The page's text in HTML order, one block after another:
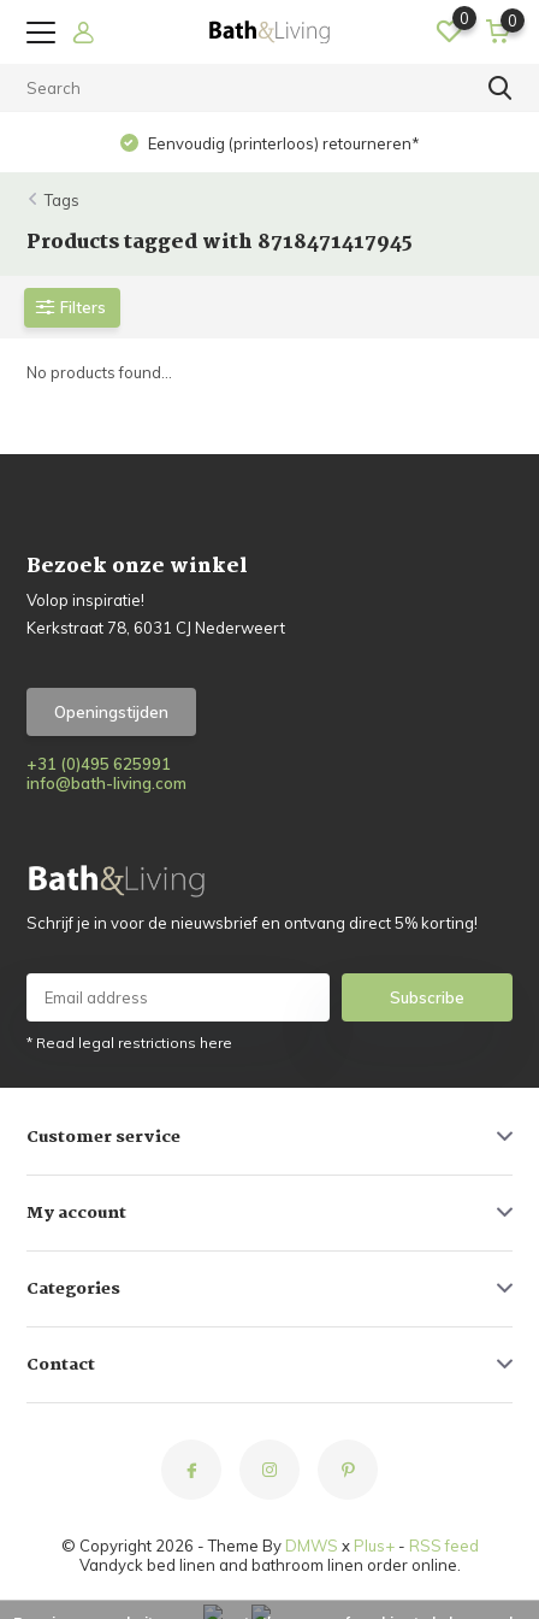
0 0
Eenvoudig (printerloos) retourneren*
Tags
Products tagged with 8718471417945
Filters
No products found...
Bezoek onze winkel
Volop inspiratie!
Kerkstraat 78, 6031 CJ Nederweert
Openingstijden
+31 (0)495 625991
info@bath-living.com
Schrijf je in voor de nieuwsbrief en ontvang direct 5% korting!
Subscribe
* Read legal restrictions here
Customer service
My account
Categories
Contact
© Copyright 2026 - Theme By DMWS x Plus+- RSS feed
Vandyck bed linen and bathroom linen order online.